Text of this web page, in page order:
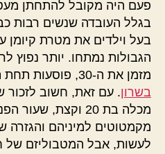
בגלל העובדה שנשים רבות
בעל וילדים את מטרת קיומן
הגבולות נמתחו. יותר נפוץ
מזמן את ה-30, פוסעות תחת החופה של
בשרון
מכלה בת 20 וקצת,
מקמטוטים למיניהם והגזרה
לעשות, אבל המטבוליזם של